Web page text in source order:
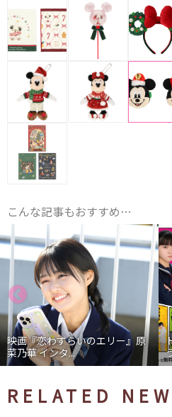
こんな記事もおすすめ…
映画『恋わずらいのエリー』原
菜乃華 インタ...
RELATED